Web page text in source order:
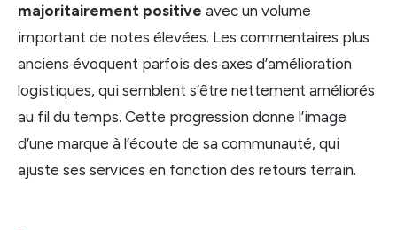
majoritairement positive avec un volume
important de notes élevées. Les commentaires plus
anciens évoquent parfois des axes d’amélioration
logistiques, qui semblent s’être nettement améliorés
au fil du temps. Cette progression donne l’image
d’une marque à l’écoute de sa communauté, qui
ajuste ses services en fonction des retours terrain.